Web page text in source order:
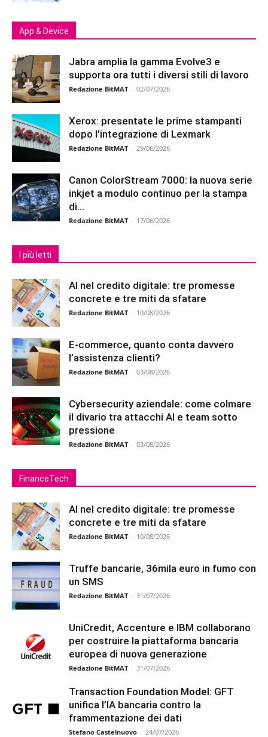
App & Device
Jabra amplia la gamma Evolve3 e
supporta ora tutti i diversi stili di lavoro
Redazione BitMAT - 02/07/2026
Xerox: presentate le prime stampanti
dopo l’integrazione di Lexmark
Redazione BitMAT - 29/06/2026
Canon ColorStream 7000: la nuova serie
inkjet a modulo continuo per la stampa
di...
Redazione BitMAT - 17/06/2026
I più letti
AI nel credito digitale: tre promesse
concrete e tre miti da sfatare
Redazione BitMAT - 10/08/2026
E-commerce, quanto conta davvero
l’assistenza clienti?
Redazione BitMAT - 03/08/2026
Cybersecurity aziendale: come colmare
il divario tra attacchi AI e team sotto
pressione
Redazione BitMAT - 03/08/2026
FinanceTech
AI nel credito digitale: tre promesse
concrete e tre miti da sfatare
Redazione BitMAT - 10/08/2026
Truffe bancarie, 36mila euro in fumo con
un SMS
Redazione BitMAT - 31/07/2026
UniCredit, Accenture e IBM collaborano
per costruire la piattaforma bancaria
europea di nuova generazione
Redazione BitMAT - 31/07/2026
Transaction Foundation Model: GFT
unifica l’IA bancaria contro la
frammentazione dei dati
Stefano Castelnuovo - 24/07/2026